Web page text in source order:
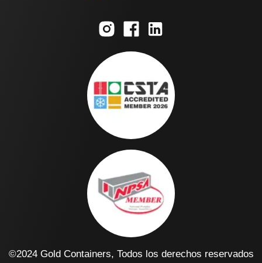
©2024 Gold Containers, Todos los derechos reservados